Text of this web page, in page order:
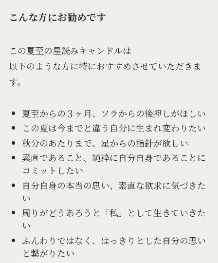
こんな方にお勧めです
この夏至の星読みキャンドルは
以下のような方に特におすすめさせていただきま
す。
夏至からの３ヶ月、ソラからの後押しがほしい
この夏は今までと違う自分に生まれ変わりたい
秋分のあたりまで、星からの指針が欲しい
素直であること、純粋に自分自身であることに
コミットしたい
自分自身の本当の思い、素直な欲求に気づきた
い
周りがどうあろうと「私」として生きていきた
い
ふんわりではなく、はっきりとした自分の思い
と繋がりたい